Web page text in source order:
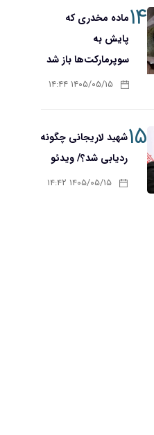
۱۴ماده مخدری که
پایش به
سوپرمارکت‌ها باز شد
۱۴۰۵/۰۵/۱۵ ۱۴:۴۴
۱۵شهید لاریجانی چگونه
ردیابی شد؟/ ویدئو
۱۴۰۵/۰۵/۱۵ ۱۴:۴۲